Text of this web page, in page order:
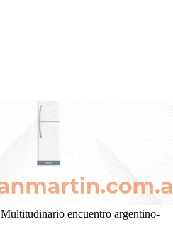
Multitudinario encuentro argentino-